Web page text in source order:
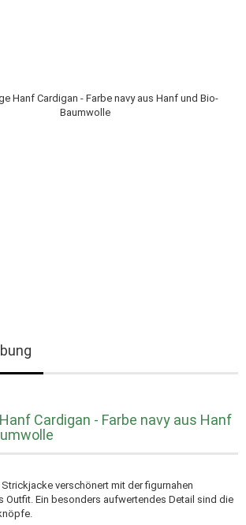
Cardigan - Farbe navy aus Hanf
verschönert mit der figurnahen
Outfit. Ein besonders aufwertendes Detail sind die